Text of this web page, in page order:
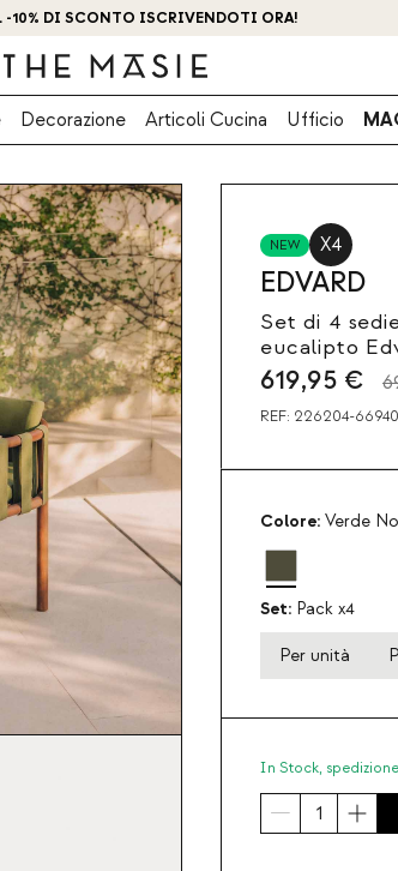
10% DI SCONTO ISCRIVENDOTI ORA!
Decorazione Articoli Cucina Ufficio
NEW X4
EDVARD
Set di 4
eucalipto
619,95 €
REF: 226204-
Colore: Verde
Set: Pack x4
Per unità
In Stock,